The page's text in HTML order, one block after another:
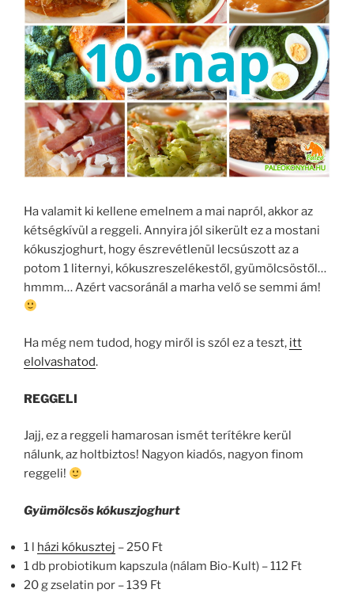
Ha valamit ki kellene emelnem a mai napról, akkor az
kétségkívül a reggeli. Annyira jól sikerült ez a mostani
kókuszjoghurt, hogy észrevétlenül lecsúszott az a
potom 1 liternyi, kókuszreszelékestől, gyümölcsöstől…
hmmm… Azért vacsoránál a marha velő se semmi ám!
Ha még nem tudod, hogy miről is szól ez a teszt, itt
elolvashatod.
REGGELI
Jajj, ez a reggeli hamarosan ismét terítékre kerül
nálunk, az holtbiztos! Nagyon kiadós, nagyon finom
reggeli!
Gyümölcsös kókuszjoghurt
1 l házi kókusztej – 250 Ft
1 db probiotikum kapszula (nálam Bio-Kult) – 112 Ft
20 g zselatin por – 139 Ft